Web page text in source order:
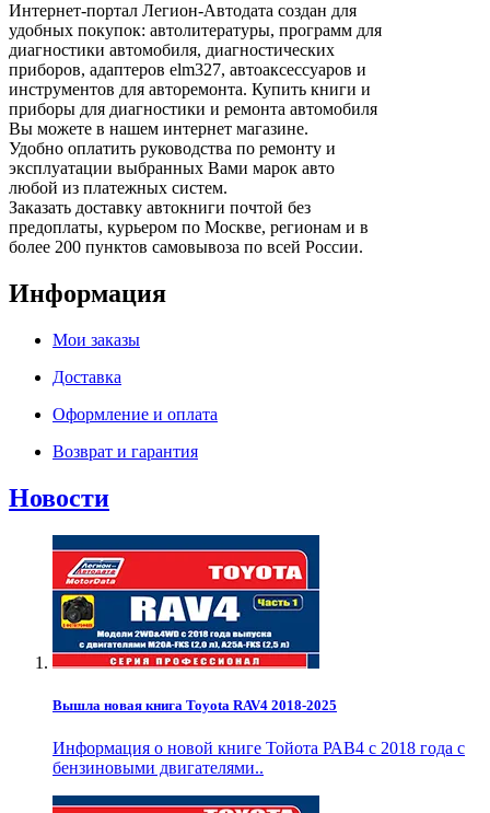
Интернет-портал Легион-Автодата создан для
удобных покупок: автолитературы, программ для
диагностики автомобиля, диагностических
приборов, адаптеров elm327, автоаксессуаров и
инструментов для авторемонта. Купить книги и
приборы для диагностики и ремонта автомобиля
Вы можете в нашем интернет магазине.
Удобно оплатить руководства по ремонту и
эксплуатации выбранных Вами марок авто
любой из платежных систем.
Заказать доставку автокниги почтой без
предоплаты, курьером по Москве, регионам и в
более 200 пунктов самовывоза по всей России.
Информация
Мои заказы
Доставка
Оформление и оплата
Возврат и гарантия
Новости
Вышла новая книга Toyota RAV4 2018-2025
Информация о новой книге Тойота РАВ4 с 2018 года с
бензиновыми двигателями..